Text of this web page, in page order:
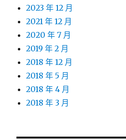
2023 年 12 月
2021 年 12 月
2020 年 7 月
2019 年 2 月
2018 年 12 月
2018 年 5 月
2018 年 4 月
2018 年 3 月